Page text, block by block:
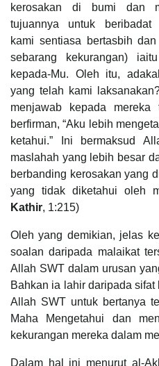
kerosakan di bumi dan
tujuannya untuk beribadat
kami sentiasa bertasbih
sebarang kekurangan)
kepada-Mu. Oleh itu,
yang telah kami
menjawab kepada
berfirman, “Aku lebih
ketahui.” Ini bermaksud
maslahah yang lebih besar
berbanding kerosakan yang
yang tidak diketahui oleh
Kathir, 1:215)
Oleh yang demikian, jelas
soalan daripada malaikat
Allah SWT dalam urusan
Bahkan ia lahir daripada
Allah SWT untuk bertanya
Maha Mengetahui dan
kekurangan mereka dalam
Dalam hal ini menurut al-